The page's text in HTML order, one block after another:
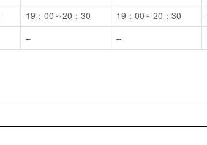
19：00～20：30 19：00～20：30
– –